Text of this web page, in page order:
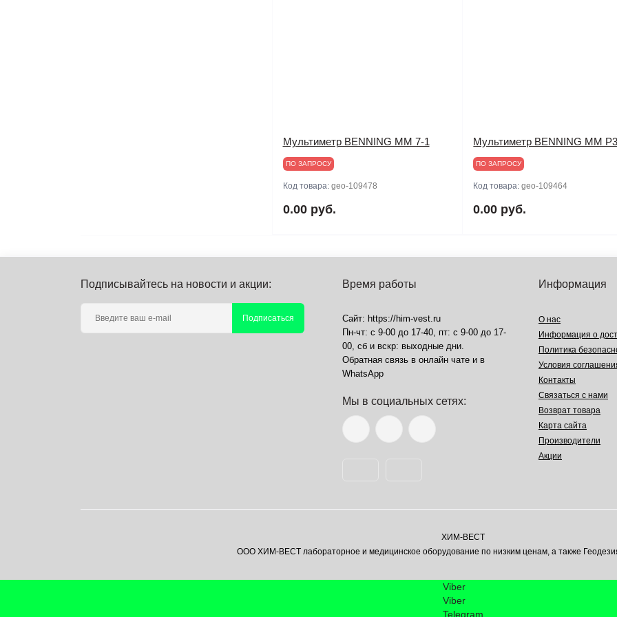
Мультиметр BENNING MM 7-1
ПО ЗАПРОСУ
Код товара: geo-109478
0.00 руб.
Мультиметр BENNING MM
ПО ЗАПРОСУ
Код товара:geo-109464
0.00 руб.
Подписывайтесь на новости и акции:
Подписаться
Время работы
Сайт: https://him-vest.ru
Пн-чт: с 9-00 до 17-40, пт: с 9-00 до 17-
00, сб и вскр: выходные дни.
Обратная связь в онлайн чате и в
WhatsApp
Мы в социальных сетях:
Информация
О нас
Информация о
Политика
Условия
Контакты
Связаться с нами
Возврат товара
Карта сайта
Производители
Акции
ХИМ-ВЕСТ
ООО ХИМ-ВЕСТ лабораторное и медицинское оборудование по низким ценам, а также
Viber
Viber
Telegram